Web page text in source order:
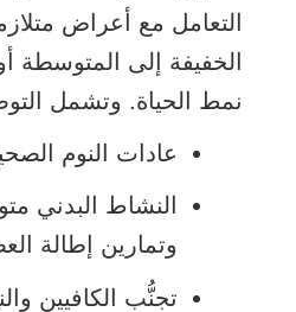
التعامل مع أعراض
الخفيفة إلى المتوسطة
نمط الحياة. وتشمل
عادات النوم
النشاط البدني
وتمارين إطالة
تجنُّب الكافيين